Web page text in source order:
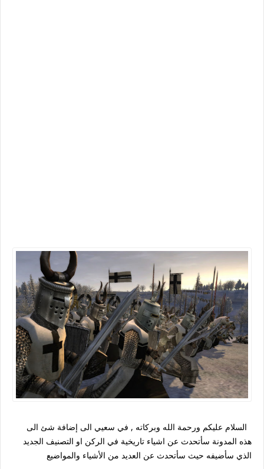
السلام عليكم ورحمة الله وبركاته , في سعيي الى إضافة شئ الى
هذه المدونة سأتحدث عن اشياء تاريخية في الركن او التصنيف الجديد
الذي سأضيفه حيث سأتحدث عن العديد من الأشياء والمواضيع